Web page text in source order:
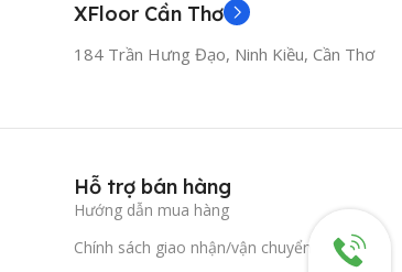
XFloor Cần Thơ
184 Trần Hưng Đạo, Ninh Kiều, Cần Thơ
Hỗ trợ bán hàng
Hướng dẫn mua hàng
Chính sách giao nhận/vận chuyển